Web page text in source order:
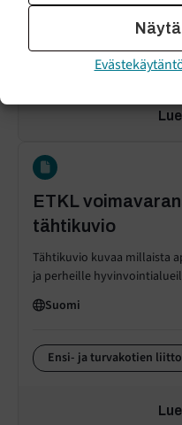
Suomi
Vauvaperhe Apua
ETKL
tähtikuvio
Tähtikuvio kuvaa millaista
ja perheille
Suomi
Ensi- ja turvakotien liitto